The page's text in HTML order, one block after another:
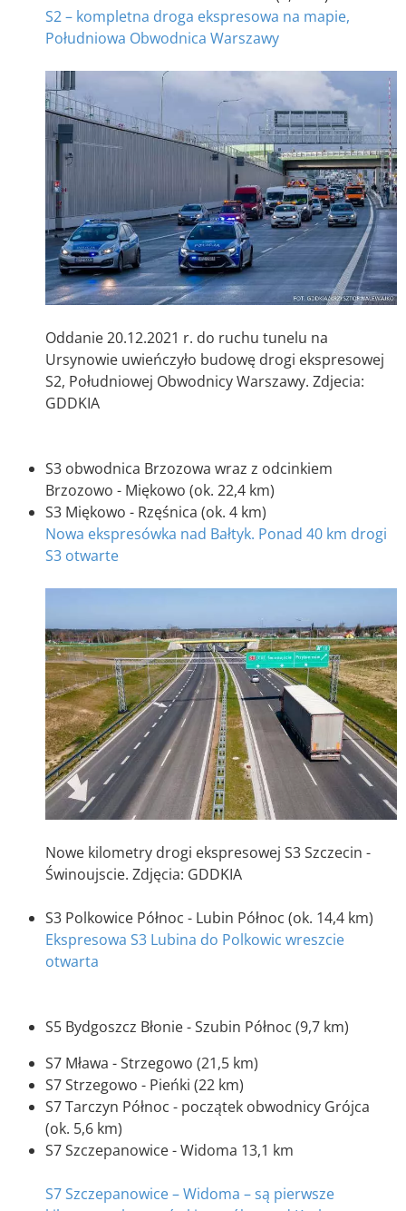
S2 – kompletna droga ekspresowa na mapie,
Południowa Obwodnica Warszawy
Oddanie 20.12.2021 r. do ruchu tunelu na
Ursynowie uwieńczyło budowę drogi ekspresowej
S2, Południowej Obwodnicy Warszawy. Zdjecia:
GDDKIA
S3 obwodnica Brzozowa wraz z odcinkiem
Brzozowo - Miękowo (ok. 22,4 km)
S3 Miękowo - Rzęśnica (ok. 4 km)
Nowa ekspresówka nad Bałtyk. Ponad 40 km drogi
S3 otwarte
Nowe kilometry drogi ekspresowej S3 Szczecin -
Świnoujscie. Zdjęcia: GDDKIA
S3 Polkowice Północ - Lubin Północ (ok. 14,4 km)
Ekspresowa S3 Lubina do Polkowic wreszcie
otwarta
S5 Bydgoszcz Błonie - Szubin Północ (9,7 km)
S7 Mława - Strzegowo (21,5 km)
S7 Strzegowo - Pieńki (22 km)
S7 Tarczyn Północ - początek obwodnicy Grójca
(ok. 5,6 km)
S7 Szczepanowice - Widoma 13,1 km
S7 Szczepanowice – Widoma – są pierwsze